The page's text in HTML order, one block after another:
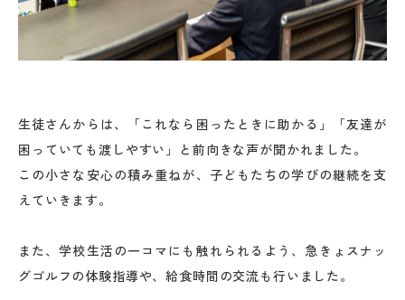
生徒さんからは、「これなら困ったときに助かる」「友達が
困っていても渡しやすい」と前向きな声が聞かれました。
この小さな安心の積み重ねが、子どもたちの学びの継続を支
えていきます。
また、学校生活の一コマにも触れられるよう、急きょスナッ
グゴルフの体験指導や、給食時間の交流も行いました。